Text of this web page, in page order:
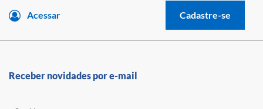
Acessar Cadastre-se
Receber novidades por e-mail